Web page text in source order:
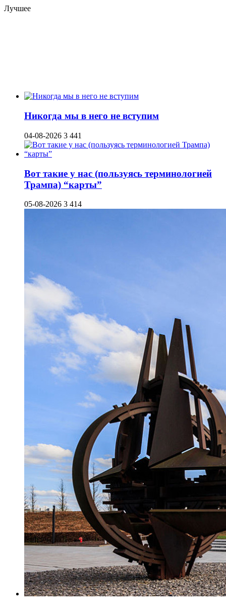
Лучшее
Никогда мы в него не вступим
04-08-2026 3 441
Вот такие у нас (пользуясь терминологией
Трампа) “карты”
05-08-2026 3 414